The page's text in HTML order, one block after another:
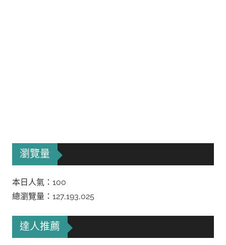
瀏覽量
本日人氣：100
總瀏覽量：127,193,025
達人推薦